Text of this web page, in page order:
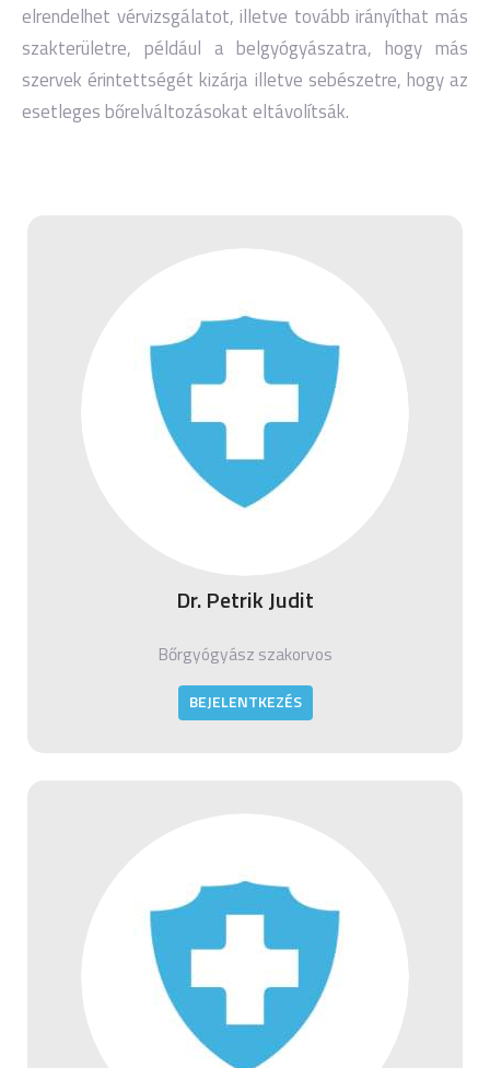
elrendelhet vérvizsgálatot, illetve tovább irányíthat más
szakterületre, például a belgyógyászatra, hogy más
szervek érintettségét kizárja illetve sebészetre, hogy az
esetleges bőrelváltozásokat eltávolítsák.
Dr. Petrik Judit
Bőrgyógyász szakorvos
BEJELENTKEZÉS